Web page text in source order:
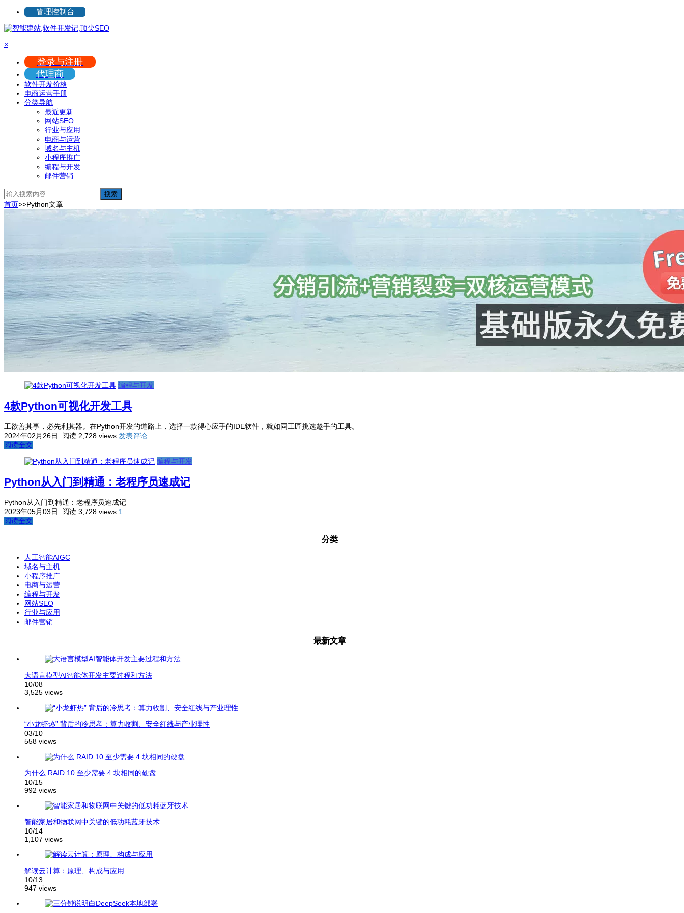
管理控制台
×
登录与注册
代理商
软件开发价格
电商运营手册
分类导航
最近更新
网站SEO
行业与应用
电商与运营
域名与主机
小程序推广
编程与开发
邮件营销
搜索
首页>>Python文章
编程与开发
4款Python可视化开发工具
工欲善其事，必先利其器。在Python开发的道路上，选择一款得心应手的IDE软件，就如同工匠挑选趁手的工具。
2024年02月26日
阅读 2,728 views 发表评论
阅读全文
编程与开发
Python从入门到精通：老程序员速成记
Python从入门到精通：老程序员速成记
2023年05月03日
阅读 3,728 views 1
阅读全文
分类
人工智能AIGC
域名与主机
小程序推广
电商与运营
编程与开发
网站SEO
行业与应用
邮件营销
最新文章
大语言模型AI智能体开发主要过程和方法
10/08
3,525 views
“小龙虾热” 背后的冷思考：算力收割、安全红线与产业理性
03/10
558 views
为什么 RAID 10 至少需要 4 块相同的硬盘
10/15
992 views
智能家居和物联网中关键的低功耗蓝牙技术
10/14
1,107 views
解读云计算：原理、构成与应用
10/13
947 views